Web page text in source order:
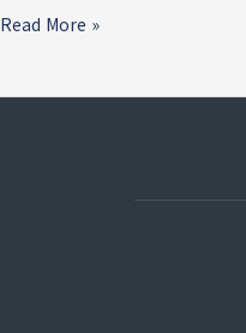
잡는
챌린지
Read More »